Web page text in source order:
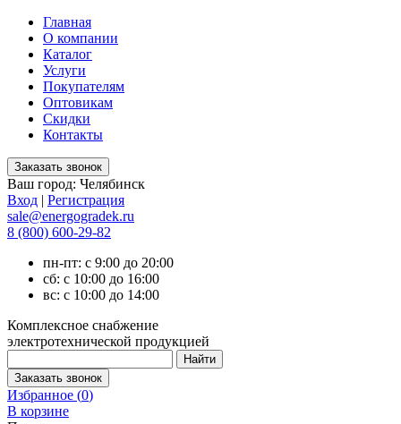
Главная
О компании
Каталог
Услуги
Покупателям
Оптовикам
Скидки
Контакты
Ваш город: Челябинск
Вход | Регистрация
sale@energogradek.ru
8 (800) 600-29-82
пн-пт: с 9:00 до 20:00
сб: с 10:00 до 16:00
вс: с 10:00 до 14:00
Комплексное снабжение
электротехнической продукцией
Избранное (0)
В корзине